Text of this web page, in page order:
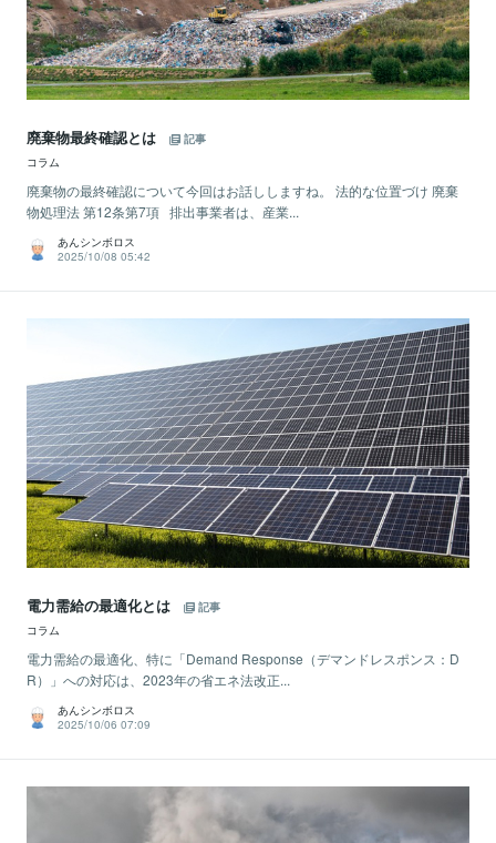
廃棄物最終確認とは
記事
コラム
廃棄物の最終確認について今回はお話ししますね。 法的な位置づけ 廃棄
物処理法 第12条第7項 排出事業者は、産業...
あんシンボロス
2025/10/08 05:42
電力需給の最適化とは
記事
コラム
電力需給の最適化、特に「Demand Response（デマンドレスポンス：D
R）」への対応は、2023年の省エネ法改正...
あんシンボロス
2025/10/06 07:09